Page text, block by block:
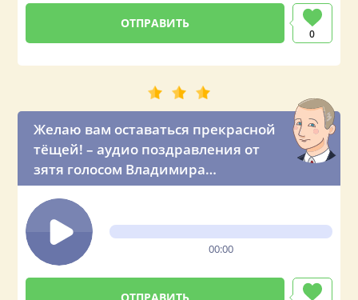
0
Желаю вам оставаться прекрасной
тёщей! – аудио поздравления от
зятя голосом Владимира
Владимировича Путина
00:00